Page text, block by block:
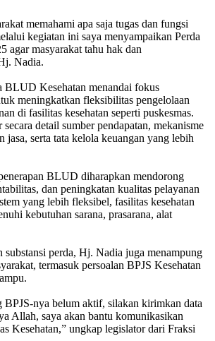
memahami apa saja tugas dan fungsi
kegiatan ini saya menyampaikan Perda
agar masyarakat tahu hak dan
Nadia.
BLUD Kesehatan menandai fokus
meningkatkan fleksibilitas pengelolaan
di fasilitas kesehatan seperti puskesmas.
detail sumber pendapatan, mekanisme
jasa, serta tata kelola keuangan yang lebih
BLUD diharapkan mendorong
dan peningkatan kualitas pelayanan
yang lebih fleksibel, fasilitas kesehatan
kebutuhan sarana, prasarana, alat
substansi perda, Hj. Nadia juga menampung
termasuk persoalan BPJS Kesehatan
BPJS-nya belum aktif, silakan kirimkan data
Allah, saya akan bantu komunikasikan
Kesehatan,” ungkap legislator dari Fraksi